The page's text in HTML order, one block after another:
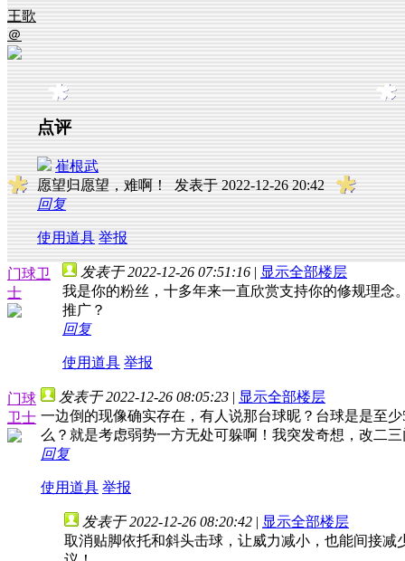
王歌
＠
点评
崔根武
愿望归愿望，难啊！ 发表于 2022-12-26 20:42
回复
使用道具 举报
门球卫
士
发表于 2022-12-26 07:51:16 | 显示全部楼层
我是你的粉丝，十多年来一直欣赏支持你的修规理
推广？
回复
使用道具 举报
门球
卫士
发表于 2022-12-26 08:05:23 | 显示全部楼层
一边倒的现像确实存在，有人说那台球昵？台球是是至
么？就是考虑弱势一方无处可躲啊！我突发奇想，改二
回复
使用道具 举报
发表于 2022-12-26 08:20:42 | 显示全部楼层
取消贴脚依托和斜头击球，让威力减小，也能间接